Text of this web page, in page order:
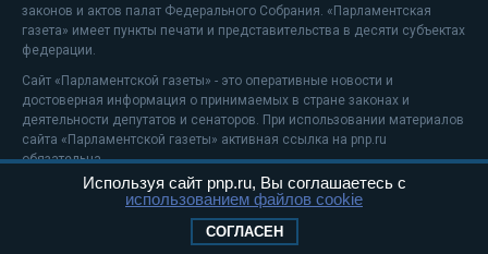
законов и актов палат Федерального Собрания. «Парламентская
газета» имеет пункты печати и представительства в десяти субъектах
федерации.
Сайт «Парламентской газеты» - это оперативные новости и
достоверная информация о принимаемых в стране законах и
деятельности депутатов и сенаторов. При использовании материалов
сайта «Парламентской газеты» активная ссылка на pnp.ru
обязательна.
На информационном ресурсе применяютсярекомендательные
Положение о защите персональных данных
Используя сайт pnp.ru, Вы соглашаетесь с
использованием файлов cookie
СОГЛАСЕН